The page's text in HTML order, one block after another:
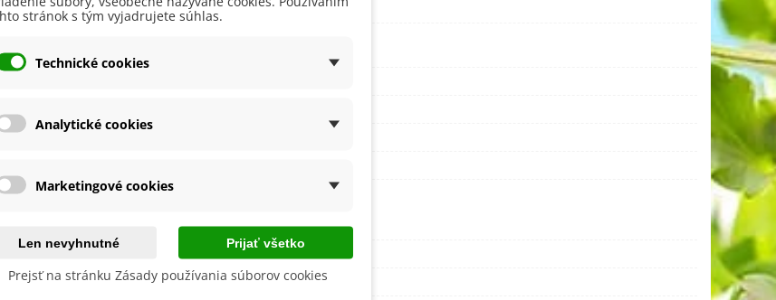
Zelená
Slnečné
August
Nie
stránok s tým vyjadrujete súhlas.
Technické cookies
Analytické cookies
Marketingové cookies
Len nevyhnutné Prijať všetko
Prejsť na stránku Zásady používania súborov cookies